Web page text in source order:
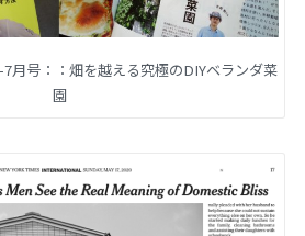
月号：：畑を越える究極のDIYベランダ菜
園